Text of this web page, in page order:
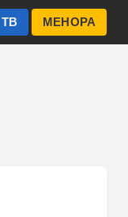
МЕНОРА
ТВ